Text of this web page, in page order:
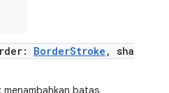
BorderStroke , sha
menambahkan batas